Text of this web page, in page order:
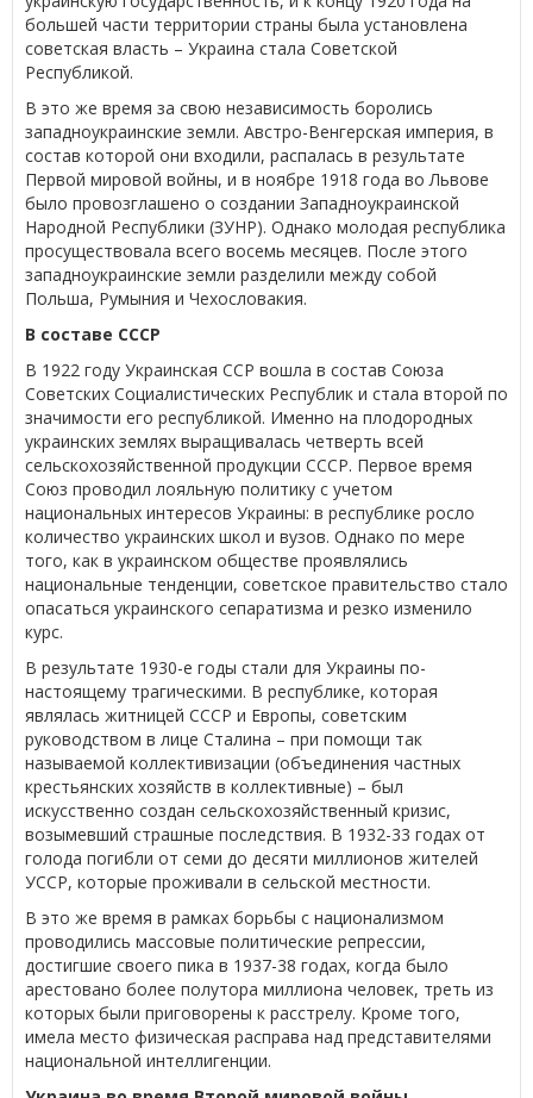
большей части территории страны была установлена
советская власть – Украина стала Советской
Республикой.
В это же время за свою независимость боролись
западноукраинские земли. Австро-Венгерская империя, в
состав которой они входили, распалась в результате
Первой мировой войны, и в ноябре 1918 года во Львове
было провозглашено о создании Западноукраинской
Народной Республики (ЗУНР). Однако молодая республика
просуществовала всего восемь месяцев. После этого
западноукраинские земли разделили между собой
Польша, Румыния и Чехословакия.
В составе СССР
В 1922 году Украинская ССР вошла в состав Союза
Советских Социалистических Республик и стала второй по
значимости его республикой. Именно на плодородных
украинских землях выращивалась четверть всей
сельскохозяйственной продукции СССР. Первое время
Союз проводил лояльную политику с учетом
национальных интересов Украины: в республике росло
количество украинских школ и вузов. Однако по мере
того, как в украинском обществе проявлялись
национальные тенденции, советское правительство стало
опасаться украинского сепаратизма и резко изменило
курс.
В результате 1930-е годы стали для Украины по-
настоящему трагическими. В республике, которая
являлась житницей СССР и Европы, советским
руководством в лице Сталина – при помощи так
называемой коллективизации (объединения частных
крестьянских хозяйств в коллективные) – был
искусственно создан сельскохозяйственный кризис,
возымевший страшные последствия. В 1932-33 годах от
голода погибли от семи до десяти миллионов жителей
УССР, которые проживали в сельской местности.
В это же время в рамках борьбы с национализмом
проводились массовые политические репрессии,
достигшие своего пика в 1937-38 годах, когда было
арестовано более полутора миллиона человек, треть из
которых были приговорены к расстрелу. Кроме того,
имела место физическая расправа над представителями
национальной интеллигенции.